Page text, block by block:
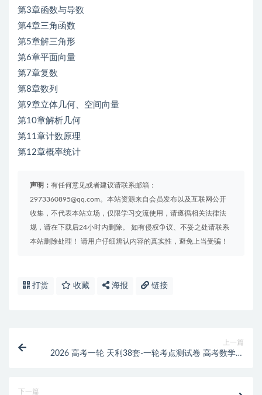
第3章函数与导数
第4章三角函数
第5章解三角形
第6章平面向量
第7章复数
第8章数列
第9章立体几何、空间向量
第10章解析几何
第11章计数原理
第12章概率统计
声明： 有任何意见或者建议请联系邮箱：
2973360895@qq.com。本站资源来自会员发布以及互联网公开
收集，不代表本站立场，仅限学习交流使用，请遵循相关法律法
规，请在下载后24小时内删除。 如有侵权争议、不妥之处请联系
本站删除处理！ 请用户仔细辨认内容的真实性，避免上当受骗！
打赏 收藏 海报 链接
上一篇
2026 高考一轮 天利38套-一轮考点测试卷 高考数学测
下一篇